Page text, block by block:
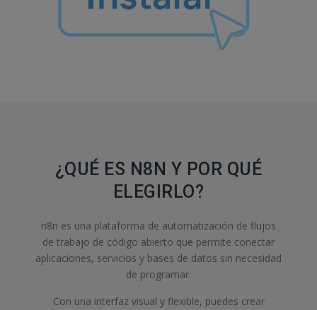
¿QUÉ ES N8N Y POR QUÉ
ELEGIRLO?
n8n es una plataforma de automatización de flujos
de trabajo de código abierto que permite conectar
aplicaciones, servicios y bases de datos sin necesidad
de programar.
Con una interfaz visual y flexible, puedes crear